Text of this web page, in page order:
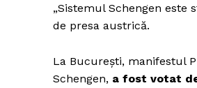
„Sistemul Schengen
de presa austrică.
La București, manifestul
Schengen, a fost votat